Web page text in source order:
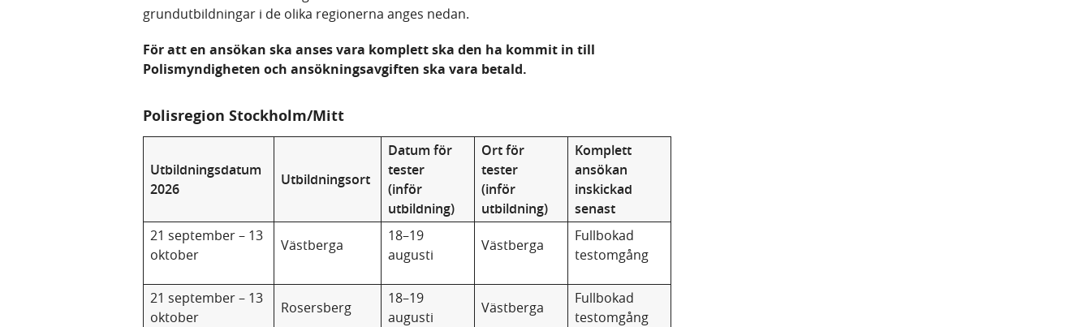
grundutbildningar i de olika regionerna anges nedan.
För att en ansökan ska anses vara komplett ska den ha kommit in till
Polismyndigheten och ansökningsavgiften ska vara betald.
Polisregion Stockholm/Mitt
Utbildningsdatum
2026
Utbildningsort
Datum för
tester
(inför
utbildning)
Ort för
tester
(inför
utbildning)
Komplett
ansökan
inskickad
senast
21 september – 13
oktober
Västberga
18–19
augusti
Västberga
Fullbokad
testomgång
21 september – 13
oktober
Rosersberg
18–19
augusti
Västberga
Fullbokad
testomgång